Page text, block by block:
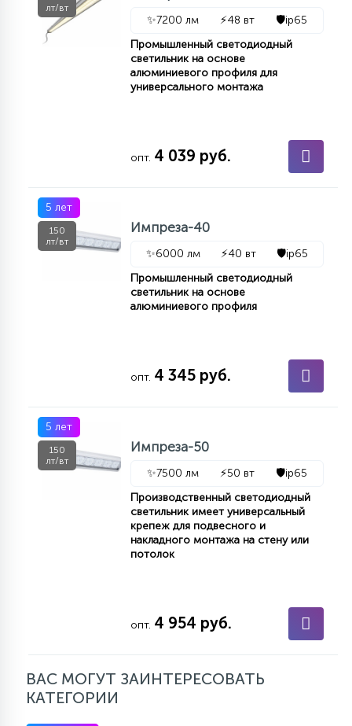
лт/вт
✨7200 лм ⚡48 вт 🛡️ip65
Промышленный светодиодный
светильник на основе
алюминиевого профиля для
универсального монтажа
опт. 4 039 руб.
5 лет
150
лт/вт
Импреза-40
✨6000 лм ⚡40 вт 🛡️ip65
Промышленный светодиодный
светильник на основе
алюминиевого профиля
опт. 4 345 руб.
5 лет
150
лт/вт
Импреза-50
✨7500 лм ⚡50 вт 🛡️ip65
Производственный светодиодный
светильник имеет универсальный
крепеж для подвесного и
накладного монтажа на стену или
потолок
опт. 4 954 руб.
ВАС МОГУТ ЗАИНТЕРЕСОВАТЬ
КАТЕГОРИИ